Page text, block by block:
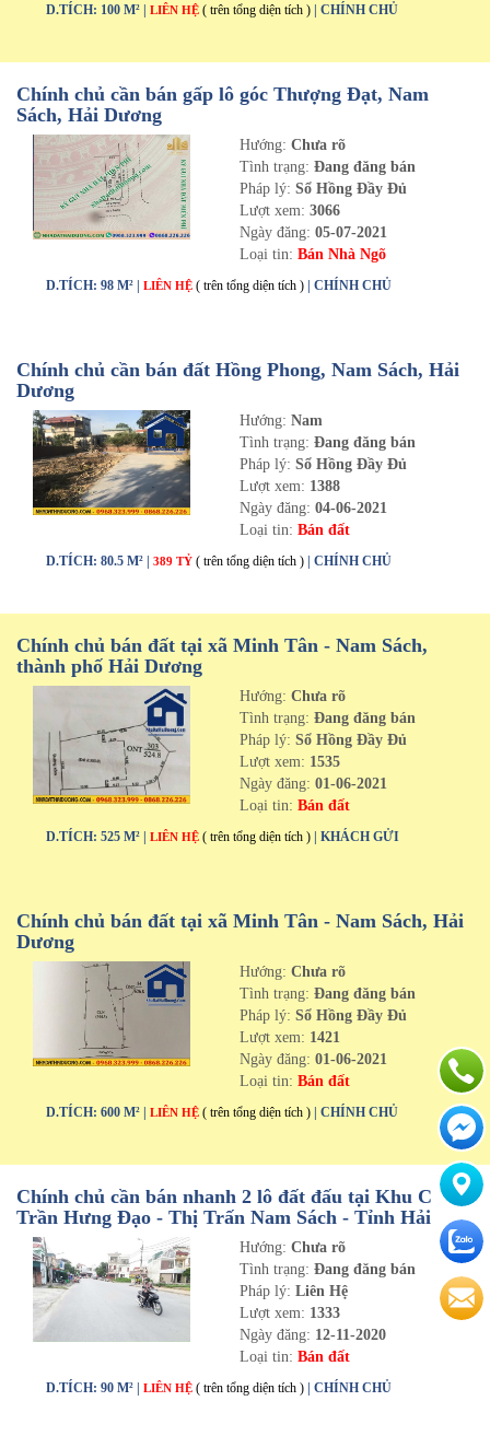
D.TÍCH: 100 M² | LIÊN HỆ ( trên tổng diện tích ) | CHÍNH CHỦ
Chính chủ cần bán gấp lô góc Thượng Đạt, Nam
Sách, Hải Dương
Hướng:Chưa rõ
Tình trạng:Đang đăng bán
Pháp lý: Sổ Hồng Đầy Đủ
Lượt xem:3066
Ngày đăng:05-07-2021
Loại tin:Bán Nhà Ngõ
D.TÍCH: 98 M² | LIÊN HỆ ( trên tổng diện tích ) | CHÍNH CHỦ
Chính chủ cần bán đất Hồng Phong, Nam Sách, Hải
Dương
Hướng:Nam
Tình trạng:Đang đăng bán
Pháp lý: Sổ Hồng Đầy Đủ
Lượt xem: 1388
Ngày đăng:04-06-2021
Loại tin:Bán đất
D.TÍCH: 80.5 M² | 389 TỶ ( trên tổng diện tích ) | CHÍNH CHỦ
Chính chủ bán đất tại xã Minh Tân - Nam Sách,
thành phố Hải Dương
Hướng:Chưa rõ
Tình trạng:Đang đăng bán
Pháp lý: Sổ Hồng Đầy Đủ
Lượt xem: 1535
Ngày đăng:01-06-2021
Loại tin:Bán đất
D.TÍCH: 525 M² | LIÊN HỆ ( trên tổng diện tích ) | KHÁCH GỬI
Chính chủ bán đất tại xã Minh Tân - Nam Sách, Hải
Dương
Hướng:Chưa rõ
Tình trạng:Đang đăng bán
Pháp lý: Sổ Hồng Đầy Đủ
Lượt xem: 1421
Ngày đăng:01-06-2021
Loại tin:Bán đất
D.TÍCH: 600 M² | LIÊN HỆ ( trên tổng diện tích ) | CHÍNH CHỦ
Chính chủ cần bán nhanh 2 lô đất đấu tại Khu C
Trần Hưng Đạo - Thị Trấn Nam Sách - Tỉnh Hải
Dương
Hướng:Chưa rõ
Tình trạng:Đang đăng bán
Pháp lý: Liên Hệ
Lượt xem: 1333
Ngày đăng: 12-11-2020
Loại tin:Bán đất
D.TÍCH: 90 M² | LIÊN HỆ ( trên tổng diện tích ) | CHÍNH CHỦ